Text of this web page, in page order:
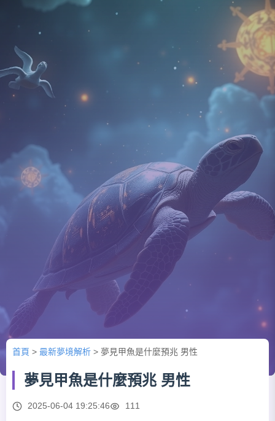
首頁 > 最新夢境解析 > 夢見甲魚是什麼預兆 男性
夢見甲魚是什麼預兆 男性
2025-06-04 19:25:46 111